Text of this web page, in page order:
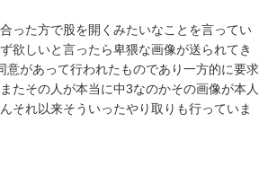
った方で股を開くみたいなことを言ってい
欲しいと言ったら卑猥な画像が送られてき
意があって行われたものであり一方的に要求
たその人が本当に中3なのかその画像が本人
それ以来そういったやり取りも行っていま